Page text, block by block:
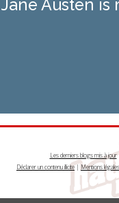
Jane Austen is
Les derniers blogs mis à jour
Déclarer un contenu illicite| Mentions